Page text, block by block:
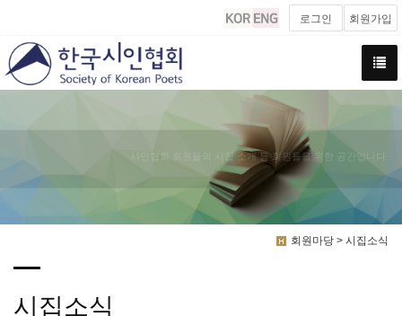
로그인 회원가입
시인협회 회원들의 시집 소개 등 회원들을 위한 공간입니다.
회원마당 > 시집소식
시집소식